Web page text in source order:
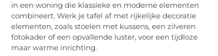
in een woning die klassieke en moderne elementen
combineert. Werk je tafel af met rijkelijke decoratie
elementen, zoals stoelen met kussens, een zilveren
fotokader of een opvallende luster, voor een tijdloze
maar warme inrichting.